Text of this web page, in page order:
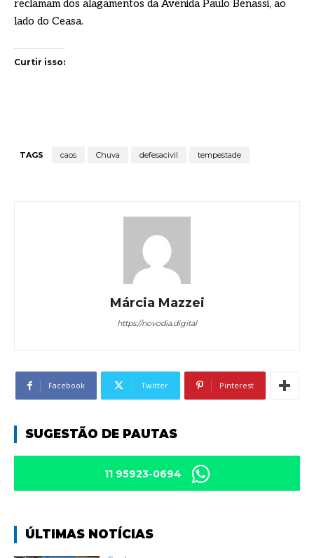
reclamam dos alagamentos da Avenida Paulo Benassi, ao
lado do Ceasa.
Curtir isso:
TAGS caos Chuva defesacivil tempestade
Márcia Mazzei
https://novodia.digital
Facebook Twitter Pinterest
SUGESTÃO DE PAUTAS
11 95923-0694
ÚLTIMAS NOTÍCIAS